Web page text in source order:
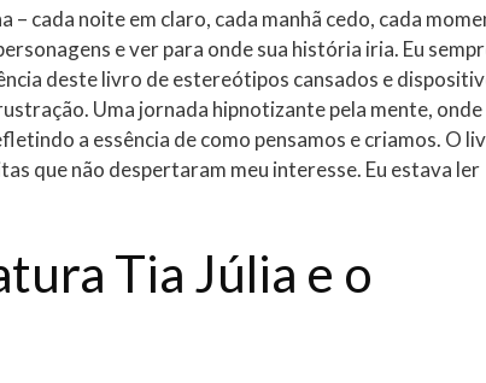
– cada noite em claro, cada manhã cedo, cada
e ver para onde sua história iria. Eu
deste livro de estereótipos cansados e
Uma jornada hipnotizante pela mente, onde
a essência de como pensamos e criamos. O
que não despertaram meu interesse. Eu estava ler
Tia Júlia e o